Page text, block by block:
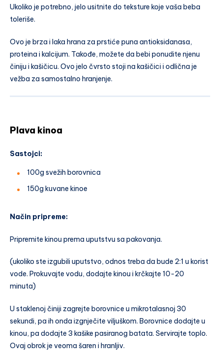
Ukoliko je potrebno, jelo usitnite do teksture koje vaša beba
toleriše.
Ovo je brza i laka hrana za prstiće puna antioksidanasa,
proteina i kalcijum. Takođe, možete da bebi ponudite njenu
činiju i kašičicu. Ovo jelo čvrsto stoji na kašičici i odlična je
vežba za samostalno hranjenje.
Plava kinoa
Sastojci:
100g svežih borovnica
150g kuvane kinoe
Način pripreme:
Pripremite kinou prema uputstvu sa pakovanja.
(ukoliko ste izgubili uputstvo, odnos treba da bude 2:1 u korist
vode. Prokuvajte vodu, dodajte kinou i krčkajte 10-20
minuta)
U staklenoj činiji zagrejte borovnice u mikrotalasnoj 30
sekundi, pa ih onda izgnječite viljuškom. Borovnice dodajte u
kinou, pa dodajte 3 kašike pasiranog batata. Servirajte toplo.
Ovaj obrok je veoma šaren i hranljiv.